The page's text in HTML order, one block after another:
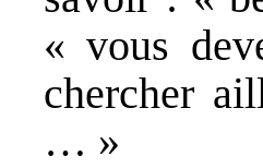
« vous
chercher
… »